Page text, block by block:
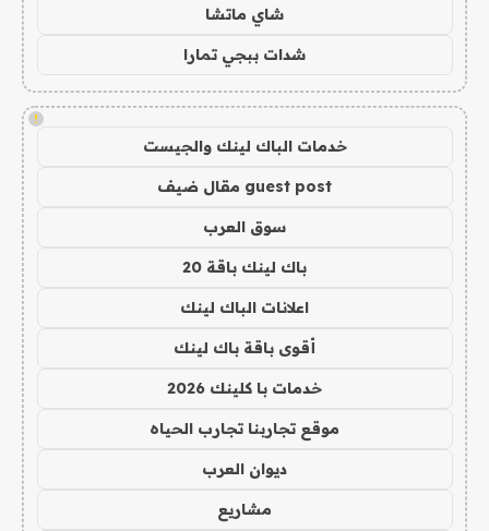
شاي ماتشا
شدات ببجي تمارا
!
خدمات الباك لينك والجيست
guest post مقال ضيف
سوق العرب
باك لينك باقة 20
اعلانات الباك لينك
أقوى باقة باك لينك
خدمات با كلينك 2026
موقع تجاربنا تجارب الحياه
ديوان العرب
مشاريع